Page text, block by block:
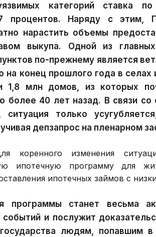
категорий ставка
процентов. Наряду с этим,
нарастить объемы
выкупа. Одной из
по-прежнему является
на конец прошлого года в селах
1,8 млн домов, из которых
более 40 лет назад. В связи со
ситуация только
депзапрос на пленарном
коренного изменения
ипотечную программу для
ипотечных займов с
программы станет весьма
событий и послужит
людям, попавшим